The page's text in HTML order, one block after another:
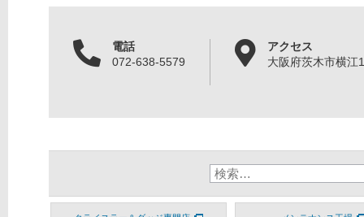
電話
072-638-5579
アクセス
大阪府茨木市横江